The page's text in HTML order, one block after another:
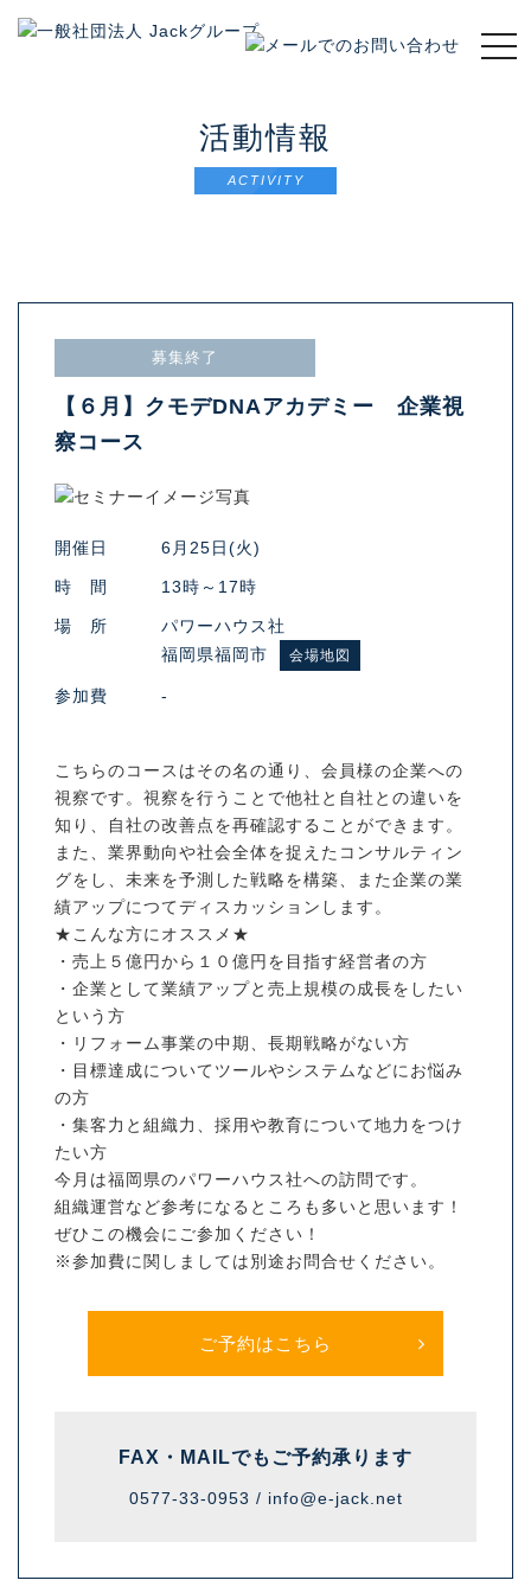
t
活動情報
ACTIVITY
募集終了
【６月】クモデDNAアカデミー 企業視
察コース
開催日 6月25日(火)
時 間 13時～17時
場 所
パワーハウス社
福岡県福岡市
会場地図
参加費 -
こちらのコースはその名の通り、会員様の企業への
視察です。視察を行うことで他社と自社との違いを
知り、自社の改善点を再確認することができます。
また、業界動向や社会全体を捉えたコンサルティン
グをし、未来を予測した戦略を構築、また企業の業
績アップにつてディスカッションします。
★こんな方にオススメ★
・売上５億円から１０億円を目指す経営者の方
・企業として業績アップと売上規模の成長をしたい
という方
・リフォーム事業の中期、長期戦略がない方
・目標達成についてツールやシステムなどにお悩み
の方
・集客力と組織力、採用や教育について地力をつけ
たい方
今月は福岡県のパワーハウス社への訪問です。
組織運営など参考になるところも多いと思います！
ぜひこの機会にご参加ください！
※参加費に関しましては別途お問合せください。
ご予約はこちら
FAX・MAILでも ご予約承ります
0577-33-0953 / info@e-jack.net